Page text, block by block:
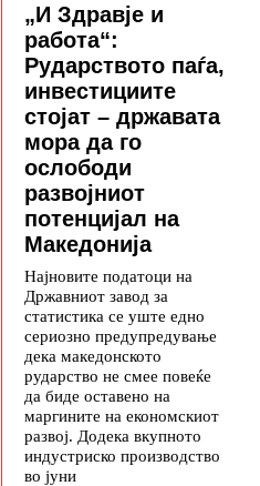
„И Здравје и
работа“:
Рударството паѓа,
инвестициите
стојат – државата
мора да го
ослободи
развојниот
потенцијал на
Македонија
Најновите податоци на
Државниот завод за
статистика се уште едно
сериозно предупредување
дека македонското
рударство не смее повеќе
да биде оставено на
маргините на економскиот
развој. Додека вкупното
индустриско производство
во јуни